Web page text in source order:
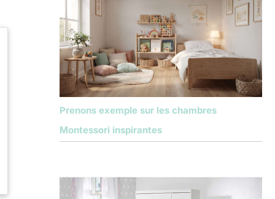
Prenons exemple sur les chambres
Montessori inspirantes